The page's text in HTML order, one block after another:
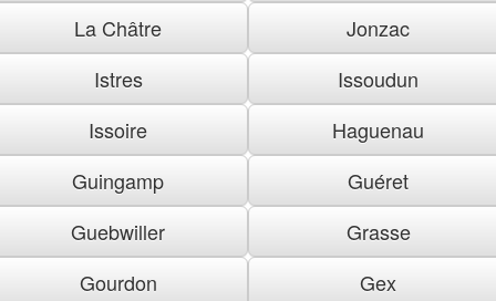
La Châtre
Jonzac
Istres
Issoudun
Issoire
Haguenau
Guingamp
Guéret
Guebwiller
Grasse
Gourdon
Gex